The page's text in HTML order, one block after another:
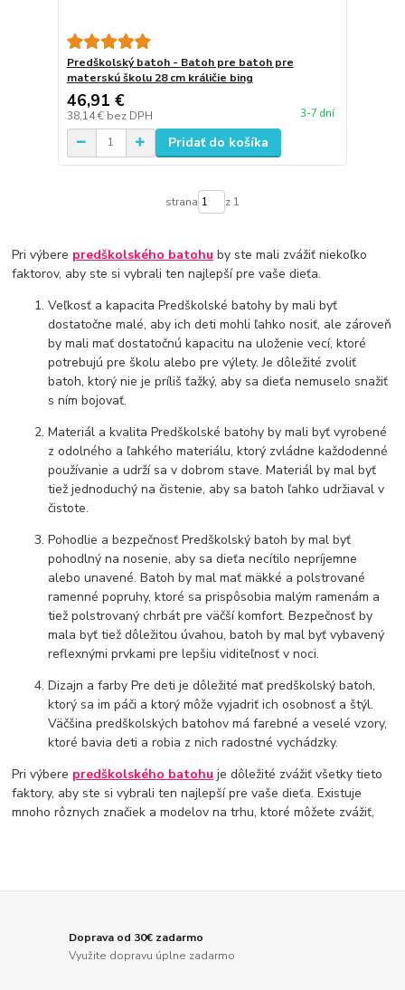
Predškolský batoh - Batoh pre batoh pre
materskú školu 28 cm králičie bing
46,91 €
38,14 € bez DPH 3-7 dní
Pridať do košíka
strana z 1
Pri výbere predškolského batohu by ste mali zvážiť niekoľko
faktorov, aby ste si vybrali ten najlepší pre vaše dieťa.
Veľkosť a kapacita Predškolské batohy by mali byť
dostatočne malé, aby ich deti mohli ľahko nosiť, ale zároveň
by mali mať dostatočnú kapacitu na uloženie vecí, ktoré
potrebujú pre školu alebo pre výlety. Je dôležité zvoliť
batoh, ktorý nie je príliš ťažký, aby sa dieťa nemuselo snažiť
s ním bojovať.
Materiál a kvalita Predškolské batohy by mali byť vyrobené
z odolného a ľahkého materiálu, ktorý zvládne každodenné
používanie a udrží sa v dobrom stave. Materiál by mal byť
tiež jednoduchý na čistenie, aby sa batoh ľahko udržiaval v
čistote.
Pohodlie a bezpečnosť Predškolský batoh by mal byť
pohodlný na nosenie, aby sa dieťa necítilo nepríjemne
alebo unavené. Batoh by mal mať mäkké a polstrované
ramenné popruhy, ktoré sa prispôsobia malým ramenám a
tiež polstrovaný chrbát pre väčší komfort. Bezpečnosť by
mala byť tiež dôležitou úvahou, batoh by mal byť vybavený
reflexnými prvkami pre lepšiu viditeľnosť v noci.
Dizajn a farby Pre deti je dôležité mať predškolský batoh,
ktorý sa im páči a ktorý môže vyjadriť ich osobnosť a štýl.
Väčšina predškolských batohov má farebné a veselé vzory,
ktoré bavia deti a robia z nich radostné vychádzky.
Pri výbere predškolského batohu je dôležité zvážiť všetky tieto
faktory, aby ste si vybrali ten najlepší pre vaše dieťa. Existuje
mnoho rôznych značiek a modelov na trhu, ktoré môžete zvážiť,
Doprava od 30€ zadarmo
Využite dopravu úplne zadarmo